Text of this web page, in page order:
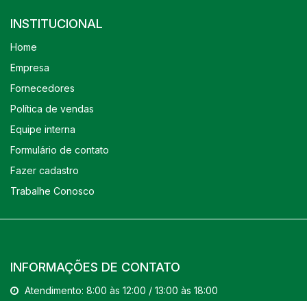
INSTITUCIONAL
Home
Empresa
Fornecedores
Política de vendas
Equipe interna
Formulário de contato
Fazer cadastro
Trabalhe Conosco
INFORMAÇÕES DE CONTATO
Atendimento: 8:00 às 12:00 / 13:00 às 18:00